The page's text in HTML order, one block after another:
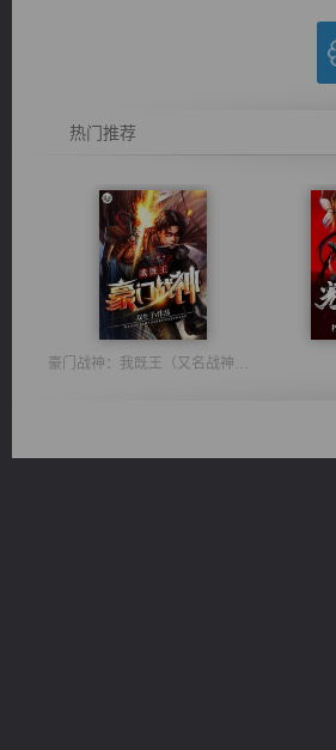
热门推荐
豪门战神：我既王（又名战神归来不败神婿修罗战神）